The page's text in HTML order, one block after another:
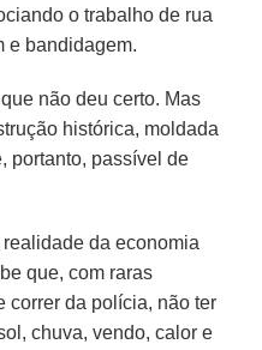
o trabalho de rua
e bandidagem.
não deu certo. Mas
histórica, moldada
portanto, passível de
da economia
que, com raras
correr da polícia, não ter
chuva, vendo, calor e